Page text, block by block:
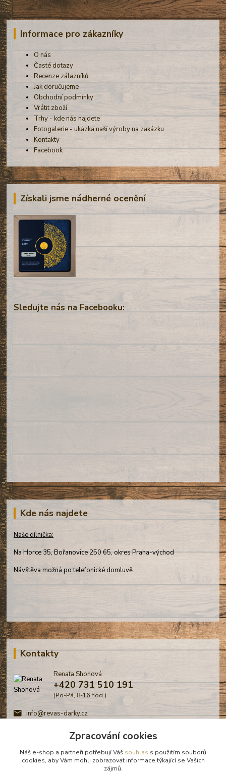
Informace pro zákazníky
O nás
Časté dotazy
Recenze zálazníků
Jak doručujeme
Obchodní podmínky
Vrátit zboží
Trhy - kde nás najdete
Fotogalerie - ukázka naší výroby na zakázku
Kontakty
Facebook
Získali jsme nádherné ocenění
Sledujte nás na Facebooku:
Kde nás najdete
Naše dílnička:
Na Horce 35, Bořanovice 250 65, okres Praha-východ
Návštěva možná po telefonické domluvě.
Kontakty
Renata Shonová
+420 731 510 191
(Po-Pá, 8-16 hod.)
info@revas-darky.cz
Zpracování cookies
Náš e-shop a partneři potřebují Váš souhlas s použitím souborů
cookies, aby Vám mohli zobrazovat informace týkající se Vašich
zájmů.